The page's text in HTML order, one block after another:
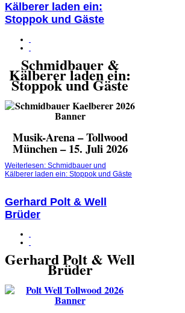
Kälberer laden ein:
Stoppok und Gäste
Schmidbauer &
Kälberer laden ein:
Stoppok und Gäste
Musik-Arena – Tollwood
München – 15. Juli 2026
Weiterlesen: Schmidbauer und
Kälberer laden ein: Stoppok und Gäste
Gerhard Polt & Well
Brüder
Gerhard Polt & Well
Brüder